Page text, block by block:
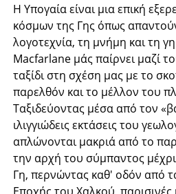
Η Υπογαία είναι μια επική
κόσμων της Γης όπως
λογοτεχνία, τη μνήμη και τη
Macfarlane μάς παίρνει μαζί
ταξίδι στη σχέση μας με το
παρελθόν και το μέλλον του
Ταξιδεύοντας μέσα από τον
ιλιγγιώδεις εκτάσεις του
απλώνονται μακριά από το
την αρχή του σύμπαντος
Γη, περνώντας καθ' οδόν από